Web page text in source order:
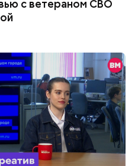
с ветераном СВО